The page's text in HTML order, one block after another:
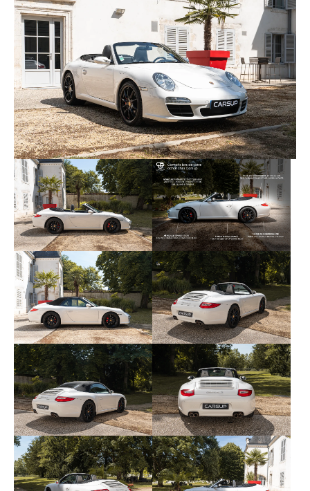
454 : Contrôle automatique de la vitesse
459 : Lisse volant en cuir avec centraux
triangulaires
567 : Pare-brise teinté haut
610 : Navigation DVD europe
635 : Park Assistant
666 : Module de téléphone pour PCM
672 : Module de navigation pour PCM